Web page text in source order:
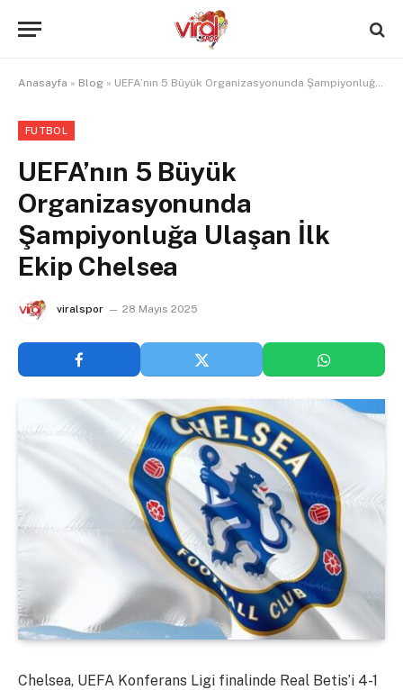
Anasayfa » Blog » UEFA’nın 5 Büyük Organizasyonunda Şampiyonluğa Ulaşan İlk Ekip Chelsea
FUTBOL
UEFA’nın 5 Büyük
Organizasyonunda
Şampiyonluğa Ulaşan İlk
Ekip Chelsea
viralspor 28 Mayıs 2025
Chelsea, UEFA Konferans Ligi finalinde Real Betis’i 4-1